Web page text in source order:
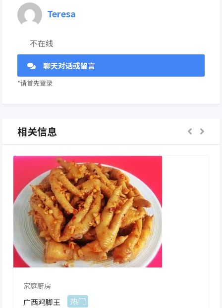
Teresa
不在线
聊天对话或留言
*请首先登录
相关信息
家庭厨房
广西鸡脚王 热门